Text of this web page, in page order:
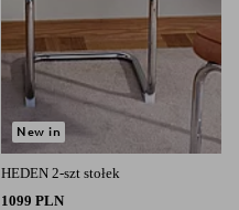
HEDEN 2-szt stołek
1099 PLN
New in